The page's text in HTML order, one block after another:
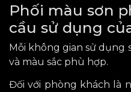
Phối màu sơn
cầu sử dụng
Mỗi không gian sử dụng
và màu sắc phù hợp.
Đối với phòng khách là